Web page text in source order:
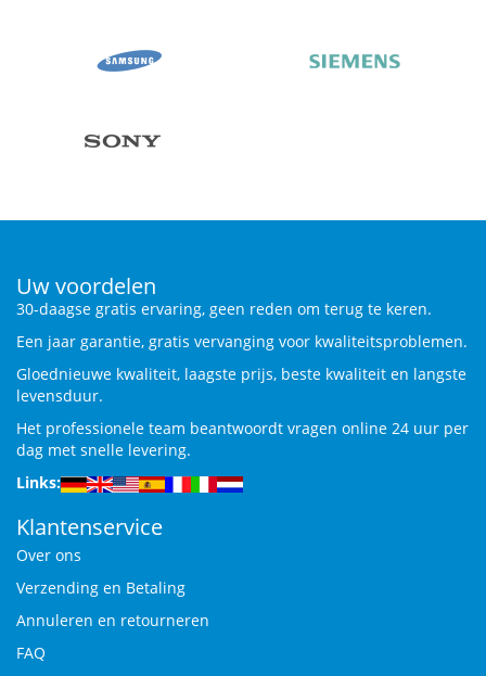
Uw voordelen
30-daagse gratis ervaring, geen reden om terug te keren.
Een jaar garantie, gratis vervanging voor kwaliteitsproblemen.
Gloednieuwe kwaliteit, laagste prijs, beste kwaliteit en langste
levensduur.
Het professionele team beantwoordt vragen online 24 uur per
dag met snelle levering.
Links:
Klantenservice
Over ons
Verzending en Betaling
Annuleren en retourneren
FAQ